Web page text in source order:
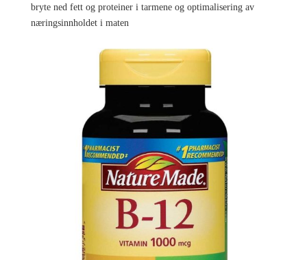
bryte ned fett og proteiner i tarmene og optimalisering av
næringsinnholdet i maten